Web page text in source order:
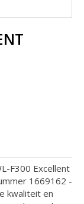
F300 Excellent
1669162 -
kwaliteit en